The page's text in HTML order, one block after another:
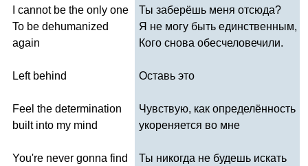
cannot be the only one
To be dehumanized
again
Left behind
Feel the determination
built into my mind
You're never gonna find
Ты заберёшь меня отсюда?
Я не могу быть единственным,
Кого снова обесчеловечили.
Оставь это
Чувствую, как определённость
укореняется во мне
Ты никогда не будешь искать